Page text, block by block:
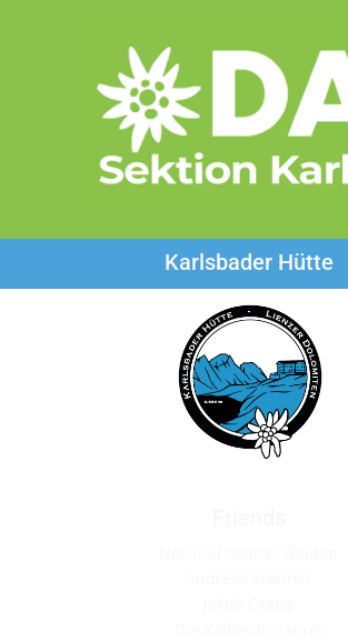
Karlsbader Hütte